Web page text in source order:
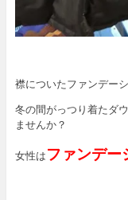
襟についたファンデーシ
冬の間がっつり着たダ
ませんか？
女性はファンデー